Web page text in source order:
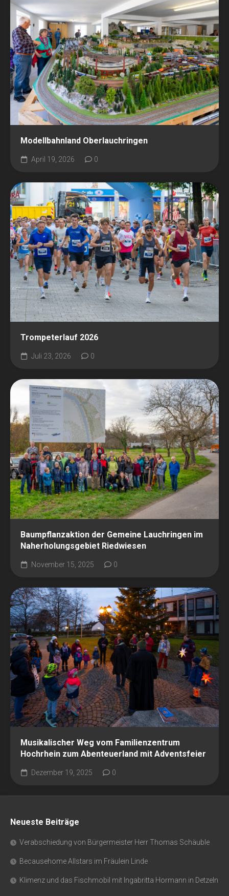
Modellbahnland Oberlauchringen
April 19, 2026 0
Trompeterlauf 2026
Juli 23, 2026 0
Baumpflanzaktion der Gemeine Lauchringen im
Naherholungsgebiet Riedwiesen
November 15, 2025 0
Musikalischer Weg vom Familienzentrum
Hochrhein zum Abenteuerland mit Adventsfeier
Dezember 19, 2025 0
Neueste Beiträge
Verabschiedung von Bürgermeister Herr Thomas Schäuble
Becausehome Allstars im Fräulein Linde
Klimenz und das Fischmobil mit Ingabritta Hormann in Detzeln